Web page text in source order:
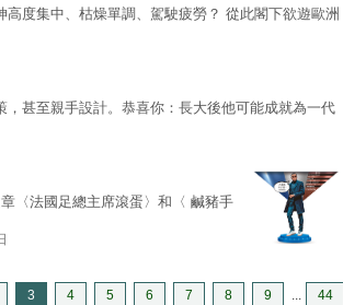
高度集中、枯燥單調、駕駛疲勞？ 從此閣下欲遊歐洲
甚至親手設計。恭喜你：長大後他可能成就為一代
〈法國足總主席滾蛋〉和〈 鹹豬手
3 4 5 6 7 8 9 ... 44